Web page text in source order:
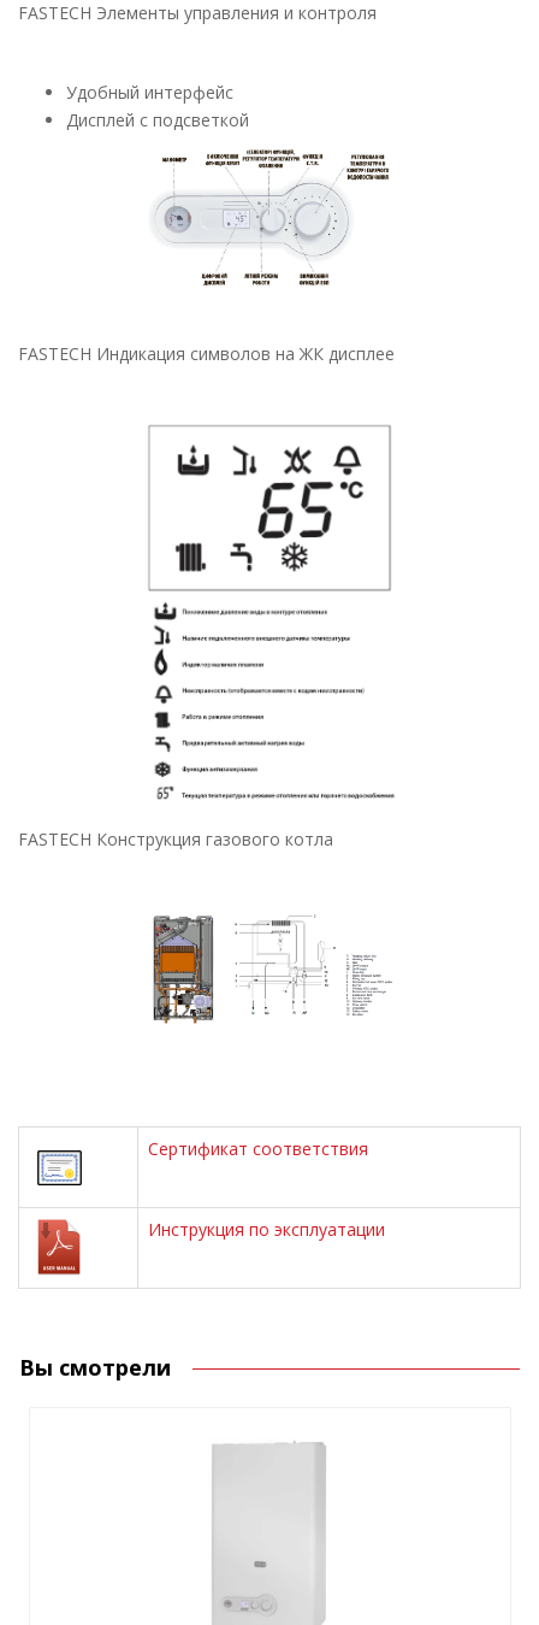
FASTECH Элементы управления и контроля
Удобный интерфейс
Дисплей с подсветкой
FASTECH Индикация символов на ЖК дисплее
FASTECH Конструкция газового котла
Сертификат соответствия
Инструкция по эксплуатации
Вы смотрели